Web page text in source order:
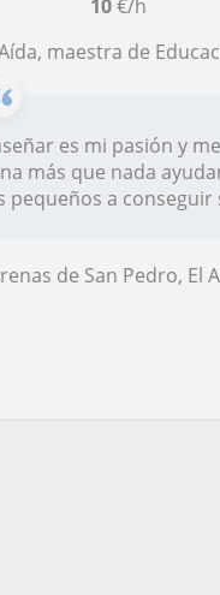
10€/h
de Educación Infantil, Primaria y especialista en Audición y Lenguaje, amante de la
es mi pasión y me
más que nada
pequeños a conseguir
de San Pedro, El Arenal, El Hornillo, Guisando, Poyales